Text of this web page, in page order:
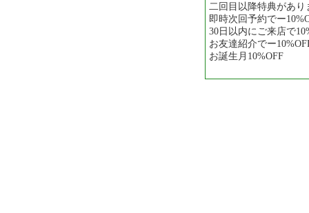
二回目以降特典があり
即時次回予約でー
30日以内にご来店で
お友達紹介でー
お誕生月10%OFF